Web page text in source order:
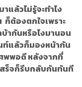
แล้วไม่รู้จะทำไง
ต้องตกใจเพราะ
ากันหรือไงมานอน
ท์แล้วก็มองหน้ากัน
พพอดี หลังจากที่
สร็จก็รีบกลับกันทันที